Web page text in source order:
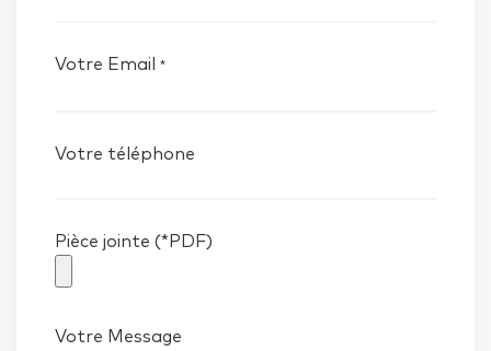
Votre Email *
Votre téléphone
Pièce jointe (*PDF)
Votre Message